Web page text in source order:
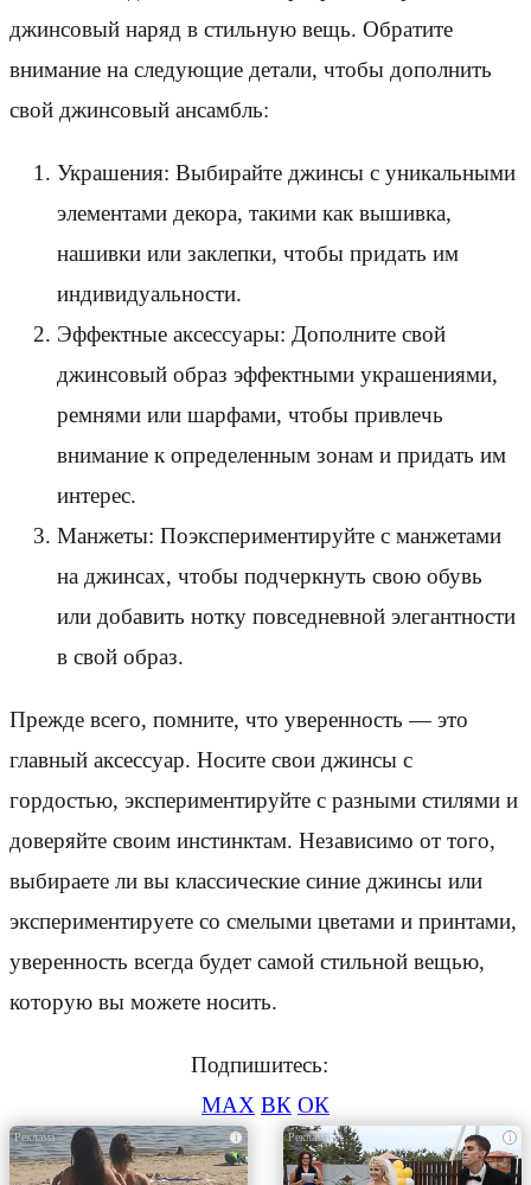
джинсовый наряд в стильную вещь. Обратите
внимание на следующие детали, чтобы дополнить
свой джинсовый ансамбль:
Украшения: Выбирайте джинсы с уникальными
элементами декора, такими как вышивка,
нашивки или заклепки, чтобы придать им
индивидуальности.
Эффектные аксессуары: Дополните свой
джинсовый образ эффектными украшениями,
ремнями или шарфами, чтобы привлечь
внимание к определенным зонам и придать им
интерес.
Манжеты: Поэкспериментируйте с манжетами
на джинсах, чтобы подчеркнуть свою обувь
или добавить нотку повседневной элегантности
в свой образ.
Прежде всего, помните, что уверенность — это
главный аксессуар. Носите свои джинсы с
гордостью, экспериментируйте с разными стилями и
доверяйте своим инстинктам. Независимо от того,
выбираете ли вы классические синие джинсы или
экспериментируете со смелыми цветами и принтами,
уверенность всегда будет самой стильной вещью,
которую вы можете носить.
Подпишитесь:
MAX ВК ОК
i i